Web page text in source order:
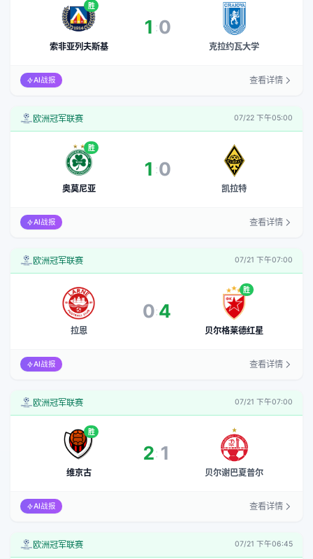
胜
索非亚列夫斯基
1 :0
克拉约瓦大学
AI战报 查看详情
欧洲冠军联赛 07/22 下午05:00
胜
奥莫尼亚
1 :0
凯拉特
AI战报 查看详情
欧洲冠军联赛 07/21 下午07:00
拉恩
0:4
胜
贝尔格莱德红星
AI战报 查看详情
欧洲冠军联赛 07/21 下午07:00
胜
维京古
2: 1
贝尔谢巴夏普尔
AI战报 查看详情
欧洲冠军联赛 07/21 下午06:45